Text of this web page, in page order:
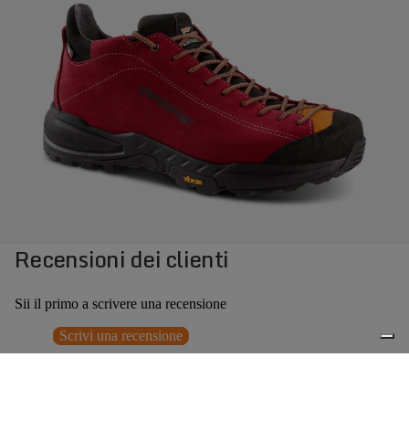
Recensioni dei clienti
Sii il primo a scrivere una recensione
Scrivi una recensione